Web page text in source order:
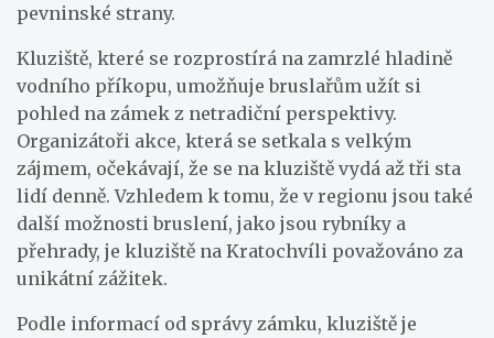
pevninské strany.
Kluziště, které se rozprostírá na zamrzlé hladině
vodního příkopu, umožňuje bruslařům užít si
pohled na zámek z netradiční perspektivy.
Organizátoři akce, která se setkala s velkým
zájmem, očekávají, že se na kluziště vydá až tři sta
lidí denně. Vzhledem k tomu, že v regionu jsou také
další možnosti bruslení, jako jsou rybníky a
přehrady, je kluziště na Kratochvíli považováno za
unikátní zážitek.
Podle informací od správy zámku, kluziště je